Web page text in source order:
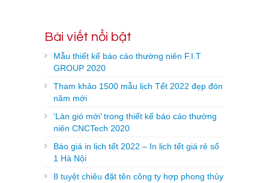
Bài viết nổi bật
Mẫu thiết kế báo cáo thường niên F.I.T
GROUP 2020
Tham khảo 1500 mẫu lịch Tết 2022 đẹp đón
năm mới
‘Làn gió mới’ trong thiết kế báo cáo thường
niên CNCTech 2020
Báo giá in lịch tết 2022 – In lịch tết giá rẻ số
1 Hà Nội
8 tuyệt chiêu đặt tên công ty hợp phong thủy